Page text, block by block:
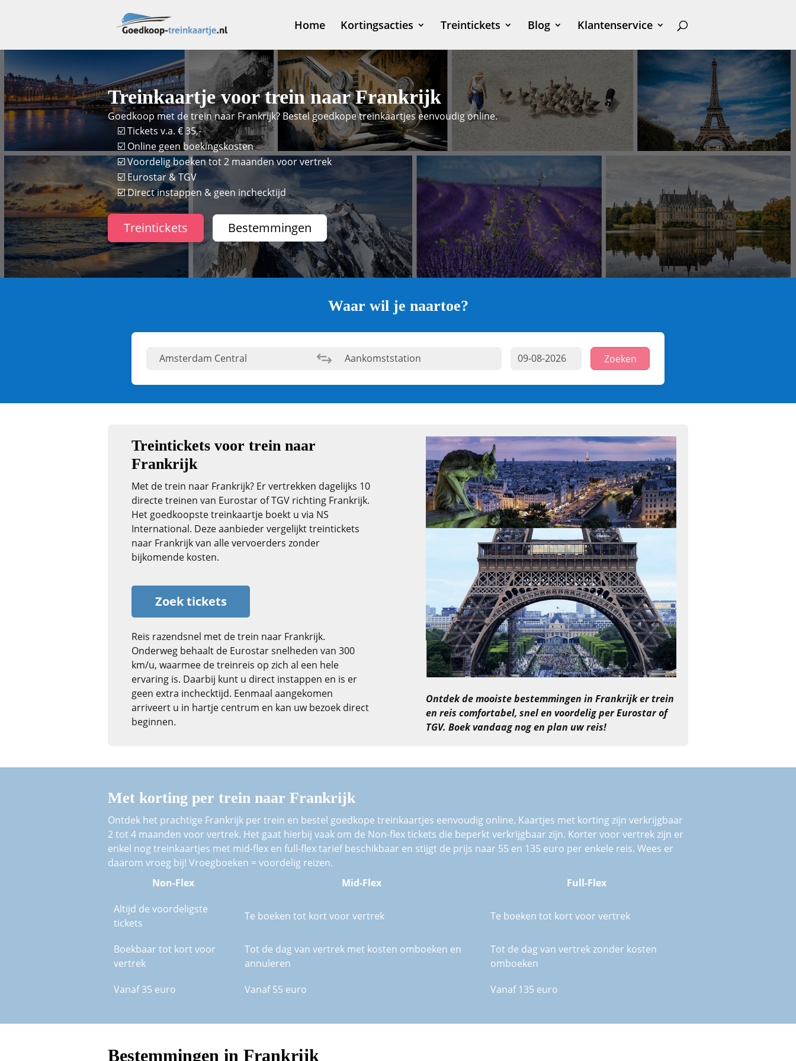
Home Kortingsacties Treintickets Blog Klantenservice
Treinkaartje voor trein naar Frankrijk
Goedkoop met de trein naar Frankrijk? Bestel goedkope treinkaartjes eenvoudig online.
☑️ Tickets v.a. € 35,-
☑️ Online geen boekingskosten
☑️ Voordelig boeken tot 2 maanden voor vertrek
☑️ Eurostar & TGV
☑️ Direct instappen & geen inchecktijd
Treintickets Bestemmingen
Waar wil je naartoe?
Zoeken
Treintickets voor trein naar
Frankrijk
Met de trein naar Frankrijk? Er vertrekken dagelijks 10
directe treinen van Eurostar of TGV richting Frankrijk.
Het goedkoopste treinkaartje boekt u via NS
International. Deze aanbieder vergelijkt treintickets
naar Frankrijk van alle vervoerders zonder
bijkomende kosten.
Zoek tickets
Reis razendsnel met de trein naar Frankrijk.
Onderweg behaalt de Eurostar snelheden van 300
km/u, waarmee de treinreis op zich al een hele
ervaring is. Daarbij kunt u direct instappen en is er
geen extra inchecktijd. Eenmaal aangekomen
arriveert u in hartje centrum en kan uw bezoek direct
beginnen.
Ontdek de mooiste bestemmingen in Frankrijk er trein
en reis comfortabel, snel en voordelig per Eurostar of
TGV. Boek vandaag nog en plan uw reis!
Met korting per trein naar Frankrijk
Ontdek het prachtige Frankrijk per trein en bestel goedkope treinkaartjes eenvoudig online. Kaartjes met korting zijn verkrijgbaar
2 tot 4 maanden voor vertrek. Het gaat hierbij vaak om de Non-flex tickets die beperkt verkrijgbaar zijn. Korter voor vertrek zijn er
enkel nog treinkaartjes met mid-flex en full-flex tarief beschikbaar en stijgt de prijs naar 55 en 135 euro per enkele reis. Wees er
daarom vroeg bij! Vroegboeken = voordelig reizen.
Non-Flex
Mid-Flex
Full-Flex
Altijd de voordeligste
tickets
Te boeken tot kort voor vertrek Te boeken tot kort voor vertrek
Boekbaar tot kort voor
vertrek
Tot de dag van vertrek met kosten omboeken en
annuleren
Tot de dag van vertrek zonder kosten
omboeken
Vanaf 35 euro
Vanaf 55 euro Vanaf 135 euro
Bestemmingen in Frankrijk